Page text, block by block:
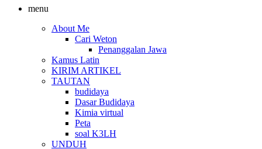
menu
About Me
Cari Weton
Penanggalan Jawa
Kamus Latin
KIRIM ARTIKEL
TAUTAN
budidaya
Dasar Budidaya
Kimia virtual
Peta
soal K3LH
UNDUH